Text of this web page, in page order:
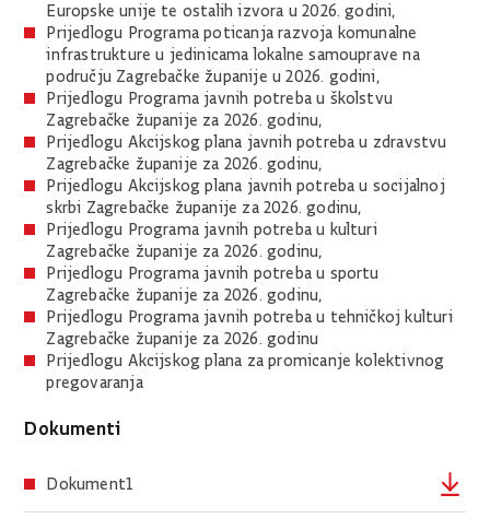
Europske unije te ostalih izvora u 2026. godini,
Prijedlogu Programa poticanja razvoja komunalne
infrastrukture u jedinicama lokalne samouprave na
području Zagrebačke županije u 2026. godini,
Prijedlogu Programa javnih potreba u školstvu
Zagrebačke županije za 2026. godinu,
Prijedlogu Akcijskog plana javnih potreba u zdravstvu
Zagrebačke županije za 2026. godinu,
Prijedlogu Akcijskog plana javnih potreba u socijalnoj
skrbi Zagrebačke županije za 2026. godinu,
Prijedlogu Programa javnih potreba u kulturi
Zagrebačke županije za 2026. godinu,
Prijedlogu Programa javnih potreba u sportu
Zagrebačke županije za 2026. godinu,
Prijedlogu Programa javnih potreba u tehničkoj kulturi
Zagrebačke županije za 2026. godinu
Prijedlogu Akcijskog plana za promicanje kolektivnog
pregovaranja
Dokumenti
Dokument1